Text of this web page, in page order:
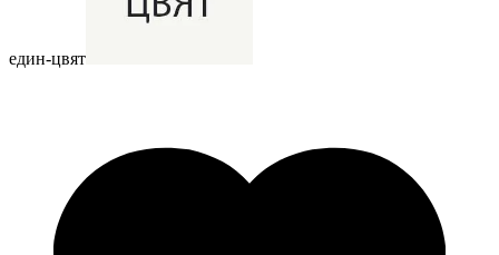
един-цвят